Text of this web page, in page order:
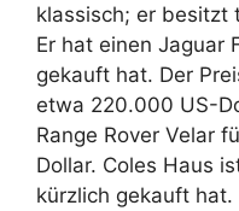
klassisch; er besitzt
Er hat einen Jaguar
gekauft hat. Der
etwa 220.000 US-
Range Rover Velar
Dollar. Coles Haus
kürzlich gekauft hat.